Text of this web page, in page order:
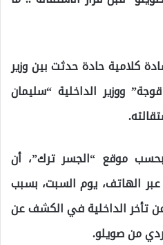
كلامية حادة حدثت بين وزير
ووزير الداخلية “سليمان
موقع “الجسر ترك”، أن
الهاتف، يوم السبت، بسبب
تأخر الداخلية في الكشف عن
من صويلو.